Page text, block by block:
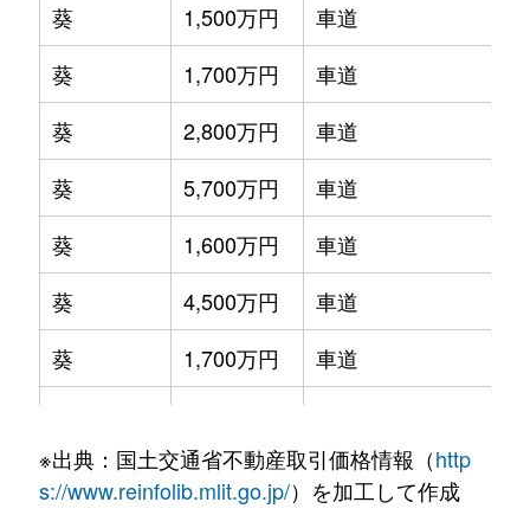
葵
1,500万円
車道
葵
1,700万円
車道
葵
2,800万円
車道
葵
5,700万円
車道
葵
1,600万円
車道
葵
4,500万円
車道
葵
1,700万円
車道
葵
5,000万円
千種
※出典：国土交通省不動産取引価格情報（http
s://www.reinfolib.mlit.go.jp/）を加工して作成